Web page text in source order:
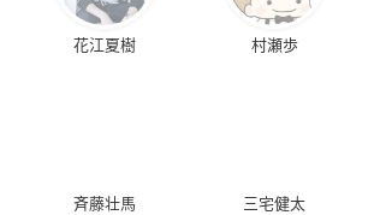
精霊使いの剣舞
レスティア
ヤマノススメ セカン
花江夏樹 村瀬歩
斉藤壮馬 三宅健太